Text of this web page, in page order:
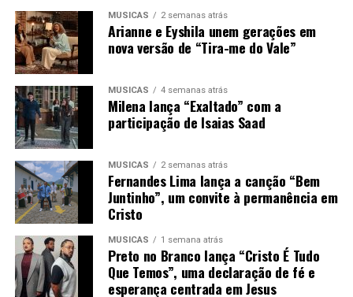
MÚSICAS 2 semanas atrás
Arianne e Eyshila unem gerações em
nova versão de “Tira-me do Vale”
MÚSICAS 4 semanas atrás
Milena lança “Exaltado” com a
participação de Isaias Saad
MÚSICAS 2 semanas atrás
Fernandes Lima lança a canção “Bem
Juntinho”, um convite à permanência em
Cristo
MÚSICAS 1 semana atrás
Preto no Branco lança “Cristo É Tudo
Que Temos”, uma declaração de fé e
esperança centrada em Jesus